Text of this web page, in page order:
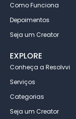
Como Funciona
Depoimentos
Seja um Creator
EXPLORE
Conheça a Resolvvi
Serviços
Categorias
Seja um Creator